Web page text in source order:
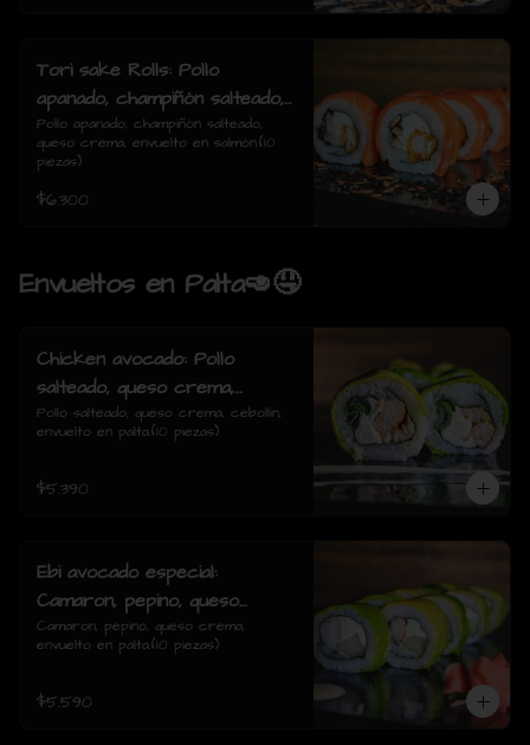
Tori sake Rolls: Pollo
apanado, champiñón salteado,
queso crema, envuelto en
salmón.
Pollo apanado, champiñón salteado,
queso crema, envuelto en salmón.(10
piezas)
$6.300
Envueltos en Palta🥑🤤
Chicken avocado: Pollo
salteado, queso crema,
cebollin, envuelto en palta.
Pollo salteado, queso crema, cebollín,
envuelto en palta.(10 piezas)
$5.390
Ebi avocado especial:
Camaron, pepino, queso
crema, envuelto en palta.
Camaron, pepino, queso crema,
envuelto en palta.(10 piezas)
$5.590